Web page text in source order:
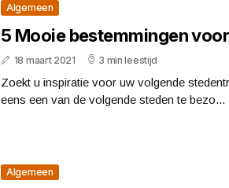
Algemeen
5 Mooie bestemmingen
18 maart 2021 3 min leestijd
Zoekt u inspiratie voor uw volgende
eens een van de volgende steden te bezo...
Algemeen